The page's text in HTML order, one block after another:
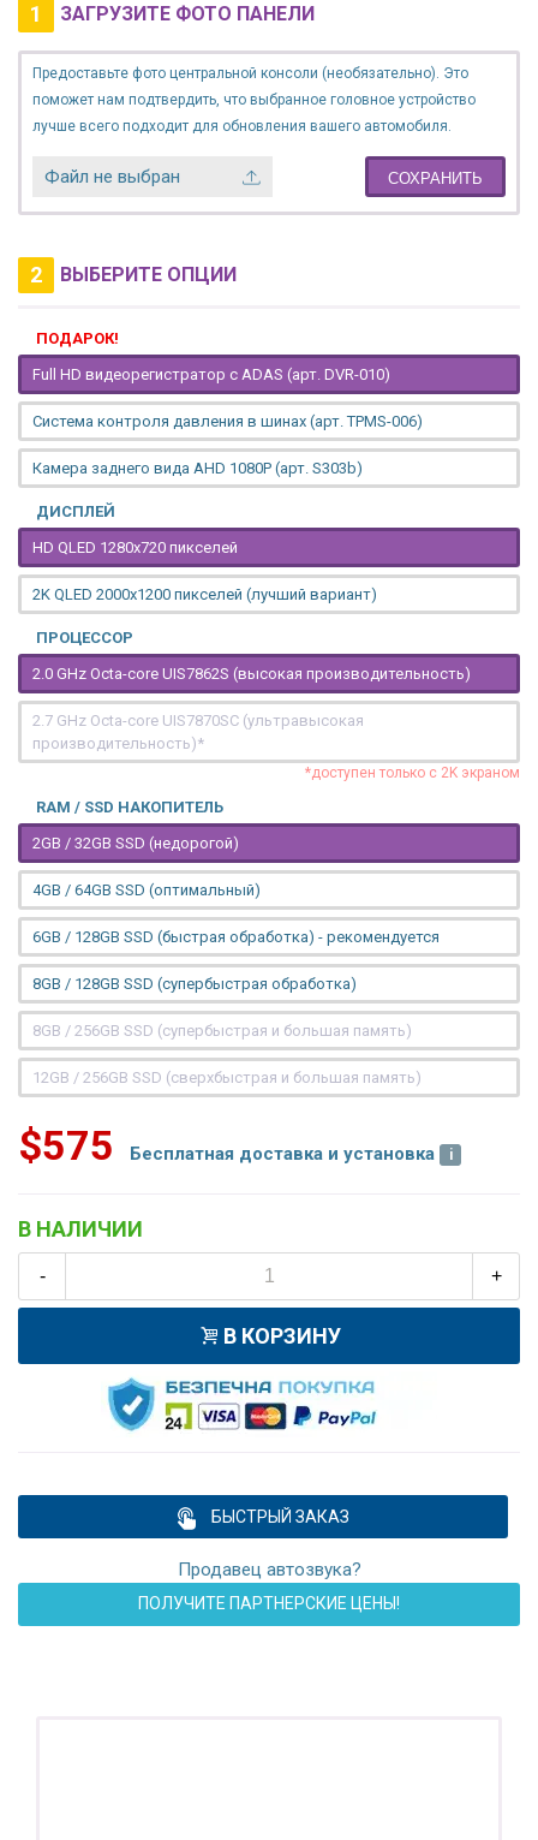
1 ЗАГРУЗИТЕ ФОТО ПАНЕЛИ
Предоставьте фото центральной консоли (необязательно). Это
поможет нам подтвердить, что выбранное головное устройство
лучше всего подходит для обновления вашего автомобиля.
Файл не выбран СОХРАНИТЬ
2 ВЫБЕРИТЕ ОПЦИИ
ПОДАРОК!
Full HD видеорегистратор с ADAS (арт. DVR-010)
Система контроля давления в шинах (арт. TPMS-006)
Камера заднего вида AHD 1080P (арт. S303b)
ДИСПЛЕЙ
HD QLED 1280x720 пикселей
2K QLED 2000х1200 пикселей (лучший вариант)
ПРОЦЕССОР
2.0 GHz Octa-core UIS7862S (высокая производительность)
2.7 GHz Octa-core UIS7870SC (ультравысокая
производительность)*
*доступен только с 2K экраном
RAM / SSD НАКОПИТЕЛЬ
2GB / 32GB SSD (недорогой)
4GB / 64GB SSD (оптимальный)
6GB / 128GB SSD (быстрая обработка) - рекомендуется
8GB / 128GB SSD (супербыстрая обработка)
8GB / 256GB SSD (супербыстрая и большая память)
12GB / 256GB SSD (сверхбыстрая и большая память)
$575 Бесплатная доставка и установка
В НАЛИЧИИ
- +
В КОРЗИНУ
БЫСТРЫЙ ЗАКАЗ
Продавец автозвука?
ПОЛУЧИТЕ ПАРТНЕРСКИЕ ЦЕНЫ!